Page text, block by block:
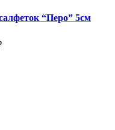
“Перо” 5см